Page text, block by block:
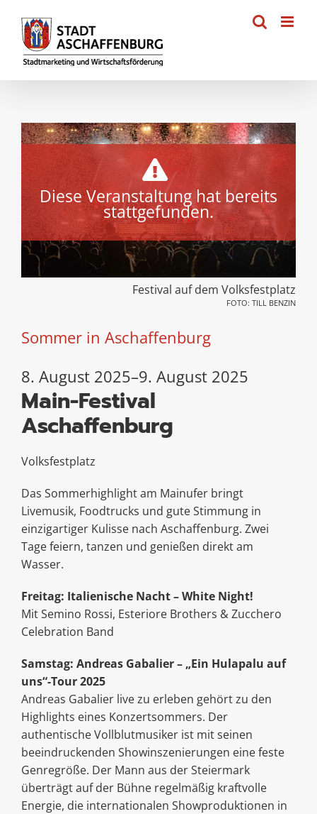
Inhalt
springen
Diese Veranstaltung hat bereits
stattgefunden.
Festival auf dem Volksfestplatz
FOTO: TILL BENZIN
Sommer in Aschaffenburg
8. August 2025–9. August 2025
Main-Festival
Aschaffenburg
Volksfestplatz
Das Sommerhighlight am Mainufer bringt
Livemusik, Foodtrucks und gute Stimmung in
einzigartiger Kulisse nach Aschaffenburg. Zwei
Tage feiern, tanzen und genießen direkt am
Wasser.
Freitag: Italienische Nacht – White Night!
Mit Semino Rossi, Esteriore Brothers & Zucchero
Celebration Band
Samstag: Andreas Gabalier – „Ein Hulapalu auf
uns“-Tour 2025
Andreas Gabalier live zu erleben gehört zu den
Highlights eines Konzertsommers. Der
authentische Vollblutmusiker ist mit seinen
beeindruckenden Showinszenierungen eine feste
Genregröße. Der Mann aus der Steiermark
überträgt auf der Bühne regelmäßig kraftvolle
Energie, die internationalen Showproduktionen in